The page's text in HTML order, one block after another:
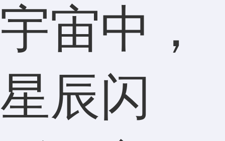
宇宙中，
星辰闪